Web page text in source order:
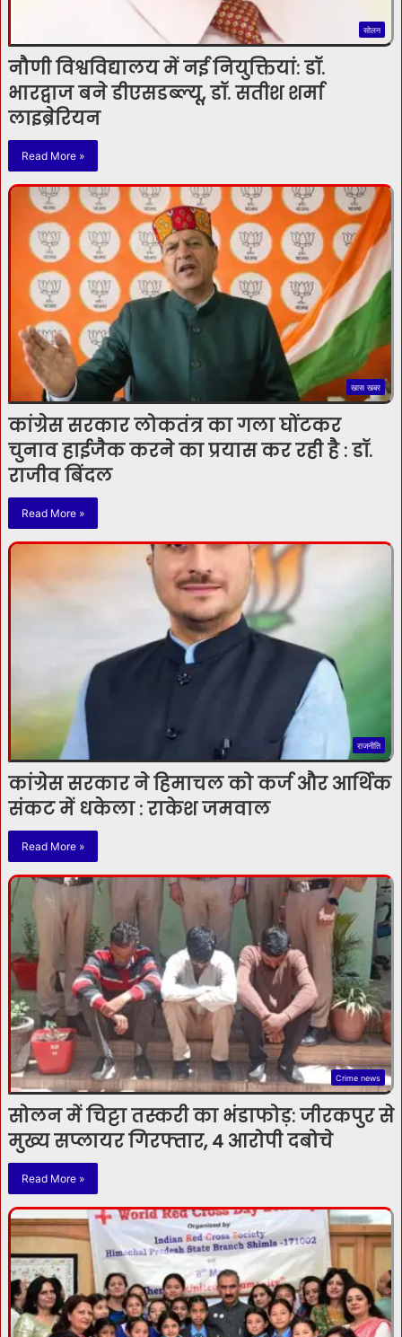
सोलन
नौणी विश्वविद्यालय में नई नियुक्तियां: डॉ.
भारद्वाज बने डीएसडब्ल्यू, डॉ. सतीश शर्मा
लाइब्रेरियन
Read More »
खास खबर
कांग्रेस सरकार लोकतंत्र का गला घोंटकर
चुनाव हाईजैक करने का प्रयास कर रही है : डॉ.
राजीव बिंदल
Read More »
राजनीति
कांग्रेस सरकार ने हिमाचल को कर्ज और आर्थिक
संकट में धकेला : राकेश जमवाल
Read More »
Crime news
सोलन में चिट्टा तस्करी का भंडाफोड़: जीरकपुर से
मुख्य सप्लायर गिरफ्तार, 4 आरोपी दबोचे
Read More »